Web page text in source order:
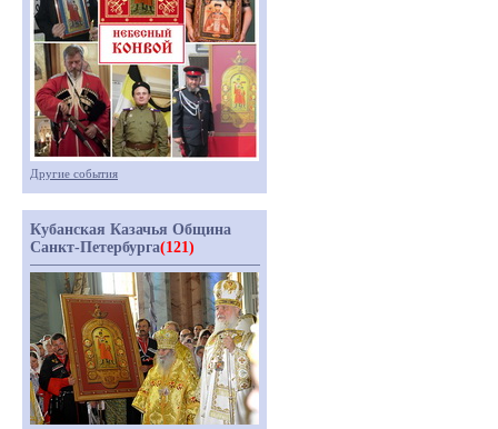
Другие события
Кубанская Казачья Община
Санкт-Петербурга(121)